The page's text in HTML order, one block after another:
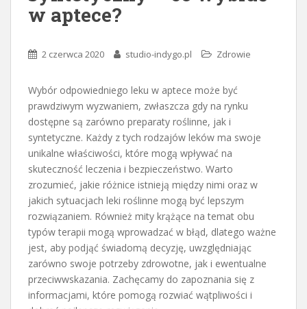
w aptece?
2 czerwca 2020 studio-indygo.pl Zdrowie
Wybór odpowiedniego leku w aptece może być
prawdziwym wyzwaniem, zwłaszcza gdy na rynku
dostępne są zarówno preparaty roślinne, jak i
syntetyczne. Każdy z tych rodzajów leków ma swoje
unikalne właściwości, które mogą wpływać na
skuteczność leczenia i bezpieczeństwo. Warto
zrozumieć, jakie różnice istnieją między nimi oraz w
jakich sytuacjach leki roślinne mogą być lepszym
rozwiązaniem. Również mity krążące na temat obu
typów terapii mogą wprowadzać w błąd, dlatego ważne
jest, aby podjąć świadomą decyzję, uwzględniając
zarówno swoje potrzeby zdrowotne, jak i ewentualne
przeciwwskazania. Zachęcamy do zapoznania się z
informacjami, które pomogą rozwiać wątpliwości i